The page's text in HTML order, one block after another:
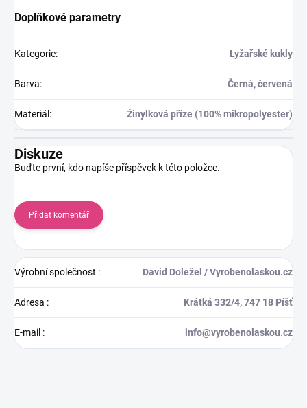
Doplňkové parametry
Kategorie: Lyžařské kukly
Barva: Černá, červená
Materiál : Žinylková příze (100% mikropolyester)
Diskuze
Buďte první, kdo napíše příspěvek k této položce.
Přidat komentář
Výrobní společnost : David Doležel / Vyrobenolaskou.cz
Adresa : Krátká 332/4, 747 18 Píšť
E-mail : info@vyrobenolaskou.cz